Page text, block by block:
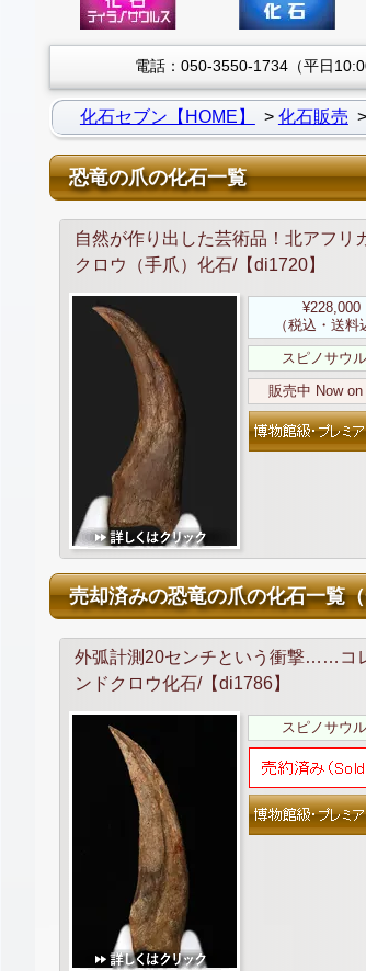
電話：050-3550-1734（平日
化石セブン【HOME】 化石販売
恐竜の爪の化石一覧
自然が作り出した芸術品！北アフ
クロウ（手爪）化石/【di1720】
¥228,000
（税込・送料
スピノサウ
販売中 Now
売却済みの恐竜の爪の化石一覧
外弧計測20センチという衝撃……コ
ンドクロウ化石/【di1786】
スピノサウ